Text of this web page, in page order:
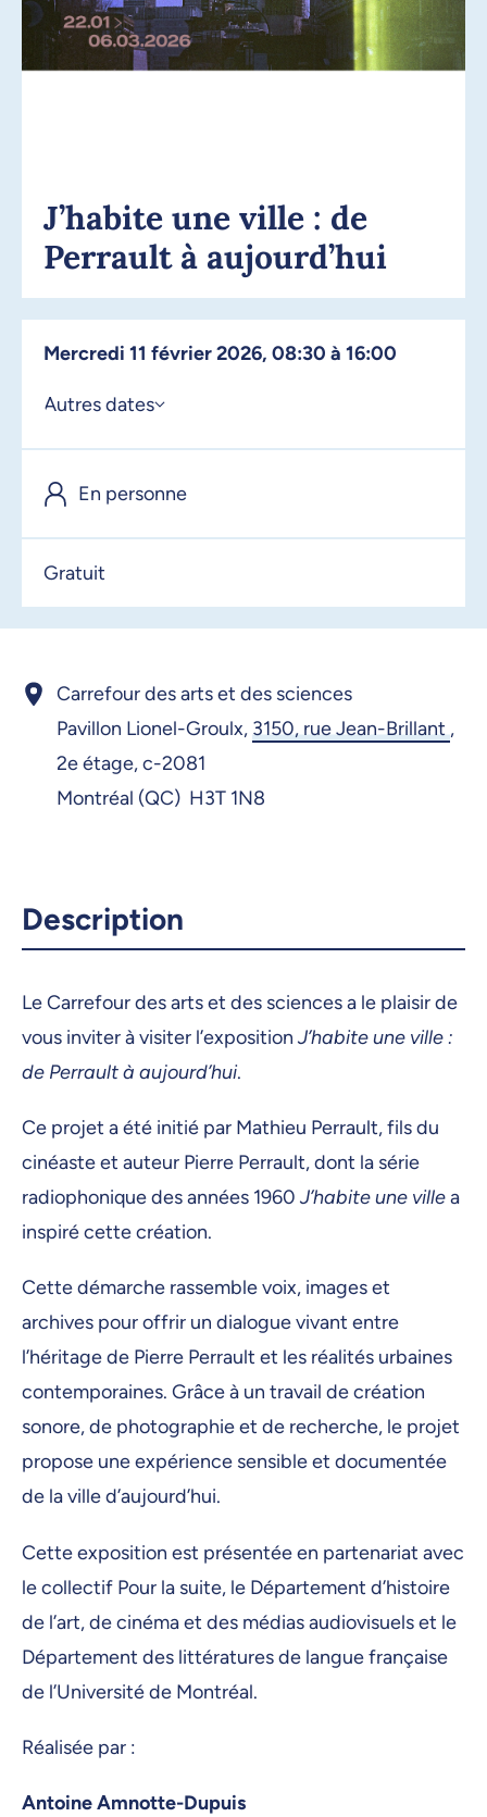
J’habite une ville : de
Perrault à aujourd’hui
mercredi 11 février 2026, 08:30 à 16:00
Autres dates
27 janvier 2026, 08:30
3 février 2026, 08:30
4 février 2026, 08:30
5 février 2026, 08:30
10 février 2026, 08:30
16 février 2026, 08:30
19 février 2026, 08:30
20 février 2026, 08:30
24 février 2026, 08:30
25 février 2026, 08:30
26 février 2026, 08:30
27 février 2026, 08:30
2 mars 2026, 08:30
4 mars 2026, 08:30
5 mars 2026, 08:30
6 mars 2026, 08:30
En personne
Gratuit
Carrefour des arts et des sciences
Pavillon Lionel-Groulx, 3150, rue Jean-Brillant ,
2e étage, c-2081
Montréal (QC) H3T 1N8
Description
Le Carrefour des arts et des sciences a le plaisir de
vous inviter à visiter l’exposition J’habite une ville :
de Perrault à aujourd’hui.
Ce projet a été initié par Mathieu Perrault, fils du
cinéaste et auteur Pierre Perrault, dont la série
radiophonique des années 1960 J’habite une villea
inspiré cette création.
Cette démarche rassemble voix, images et
archives pour offrir un dialogue vivant entre
l’héritage de Pierre Perrault et les réalités urbaines
contemporaines. Grâce à un travail de création
sonore, de photographie et de recherche, le projet
propose une expérience sensible et documentée
de la ville d’aujourd’hui.
Cette exposition est présentée en partenariat avec
le collectif Pour la suite, le Département d’histoire
de l’art, de cinéma et des médias audiovisuels et le
Département des littératures de langue française
de l’Université de Montréal.
Réalisée par :
Antoine Amnotte-Dupuis